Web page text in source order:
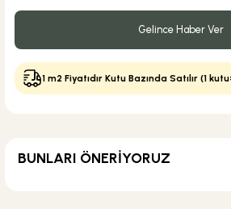
Gelince Haber Ver
1 m2 Fiyatıdır Kutu Bazında Satılır (1
BUNLARI ÖNERİYORUZ